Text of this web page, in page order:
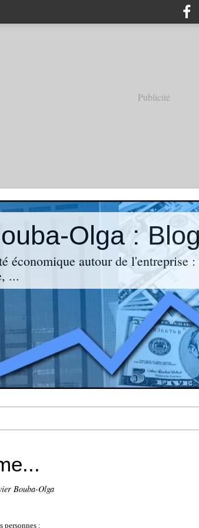
Publicité
économique autour de
...
Bouba-Olga
personnes :